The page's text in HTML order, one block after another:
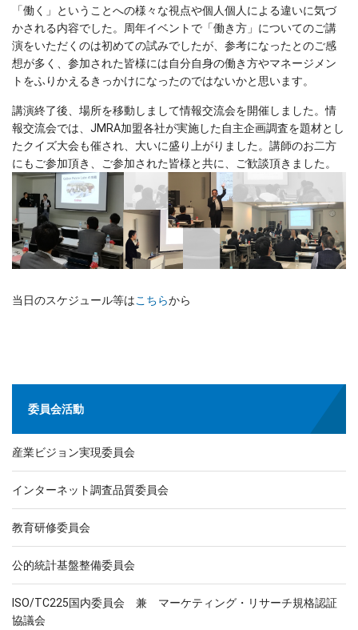
「働く」ということへの様々な視点や個人個人による違いに気づ
かされる内容でした。周年イベントで「働き方」についてのご講
演をいただくのは初めての試みでしたが、参考になったとのご感
想が多く、参加された皆様には自分自身の働き方やマネージメン
トをふりかえるきっかけになったのではないかと思います。
講演終了後、場所を移動しまして情報交流会を開催しました。情
報交流会では、JMRA加盟各社が実施した自主企画調査を題材とし
たクイズ大会も催され、大いに盛り上がりました。講師のお二方
にもご参加頂き、ご参加された皆様と共に、ご歓談頂きました。
当日のスケジュール等はこちらから
委員会活動
産業ビジョン実現委員会
インターネット調査品質委員会
教育研修委員会
公的統計基盤整備委員会
ISO/TC225国内委員会 兼 マーケティング・リサーチ規格認証
協議会